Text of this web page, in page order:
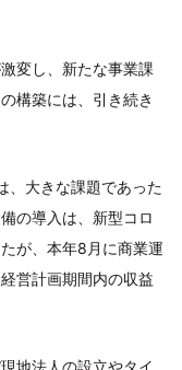
変し、新たな事業課
構築には、引き続き
、大きな課題であった
の導入は、新型コロ
が、本年8月に商業運
営計画期間内の収益
地法人の設立やタイ